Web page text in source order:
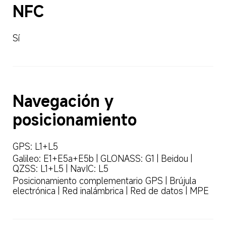
NFC
Sí
Navegación y
posicionamiento
GPS: L1+L5
Galileo: E1+E5a+E5b | GLONASS: G1 | Beidou |
QZSS: L1+L5 | NavIC: L5
Posicionamiento complementario GPS | Brújula
electrónica | Red inalámbrica | Red de datos | MPE